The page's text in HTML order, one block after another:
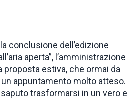
conclusione dell’edizione
aperta”, l’amministrazione
proposta estiva, che ormai da
appuntamento molto atteso.
saputo trasformarsi in un vero e